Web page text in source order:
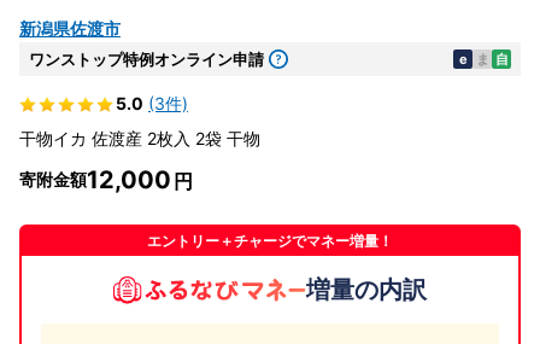
新潟県佐渡市
ワンストップ特例オンライン申請 e ま 自
5.0 (3件)
干物イカ 佐渡産 2枚入 2袋 干物
寄附金額12,000
エントリー＋チャージでマネー増量！
増量の内訳